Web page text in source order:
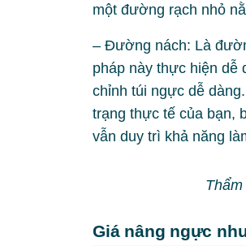
một đường rạch nhỏ
– Đường nách: Là
pháp này thực hiện dễ
chỉnh túi ngực dễ
trạng thực tế của bạn,
vẫn duy trì khả năng
Giá nâng ngực